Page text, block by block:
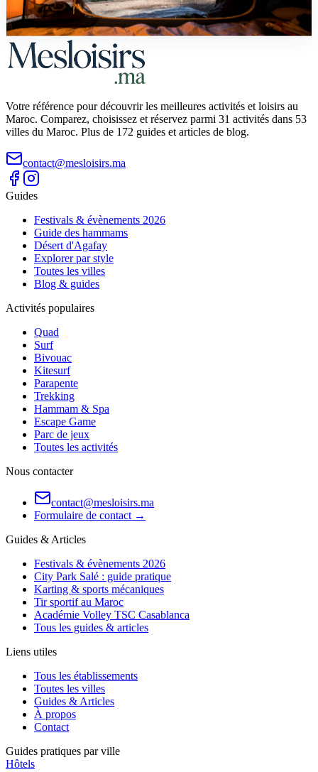
desert, cote, lacs), equipement, reglementation, budget en DH et
conseils de securite pour le bivouac.
Votre référence pour découvrir les meilleures activités et loisirs au
Maroc. Comparez, choisissez et réservez parmi 31 activités dans 53
villes du Maroc. Plus de 172 guides et articles de blog.
contact@mesloisirs.ma
Guides
Festivals & évènements 2026
Guide des hammams
Désert d'Agafay
Explorer par style
Toutes les villes
Blog & guides
Activités populaires
Quad
Surf
Bivouac
Kitesurf
Parapente
Trekking
Hammam & Spa
Escape Game
Parc de jeux
Toutes les activités
Nous contacter
contact@mesloisirs.ma
Formulaire de contact →
Guides & Articles
Festivals & évènements 2026
City Park Salé : guide pratique
Karting & sports mécaniques
Tir sportif au Maroc
Académie Volley TSC Casablanca
Tous les guides & articles
Liens utiles
Tous les établissements
Toutes les villes
Guides & Articles
À propos
Contact
Guides pratiques par ville
Hôtels